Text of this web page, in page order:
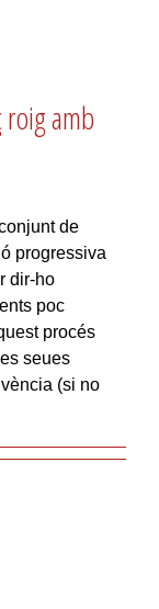
roig amb
de
progressiva
dir-ho
poc
procés
seues
(si no